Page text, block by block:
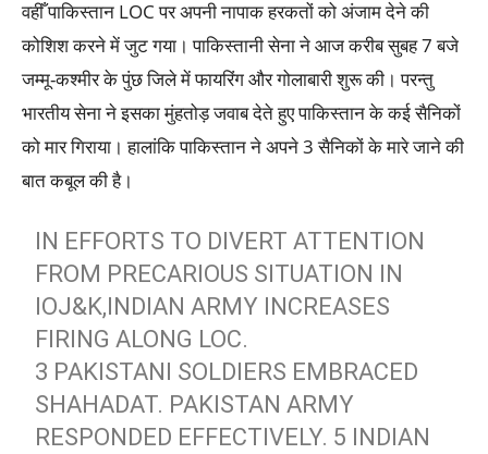
वहीँ पाकिस्तान LOC पर अपनी नापाक हरकतों को अंजाम देने की
कोशिश करने में जुट गया। पाकिस्तानी सेना ने आज करीब सुबह 7 बजे
जम्मू-कश्मीर के पुंछ जिले में फायरिंग और गोलाबारी शुरू की। परन्तु
भारतीय सेना ने इसका मुंहतोड़ जवाब देते हुए पाकिस्तान के कई सैनिकों
को मार गिराया। हालांकि पाकिस्तान ने अपने 3 सैनिकों के मारे जाने की
बात कबूल की है।
IN EFFORTS TO DIVERT ATTENTION
FROM PRECARIOUS SITUATION IN
IOJ&K,INDIAN ARMY INCREASES
FIRING ALONG LOC.
3 PAKISTANI SOLDIERS EMBRACED
SHAHADAT. PAKISTAN ARMY
RESPONDED EFFECTIVELY. 5 INDIAN